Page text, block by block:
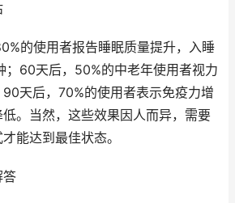
的使用者报告睡眠质量提升，入睡
；60天后，50%的中老年使用者视力
天后，70%的使用者表示免疫力增
。当然，这些效果因人而异，需要
能达到最佳状态。
答